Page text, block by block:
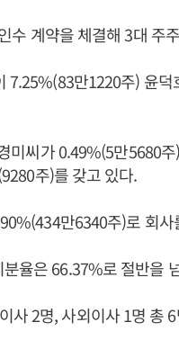
수 계약을 체결해 3대 주
7.25%(83만1220주) 윤덕
미씨가 0.49%(5만5680
주)를 갖고 있다.
만6340주)로 회
분율은 66.37%로 절반을
사 2명, 사외이사 1명 총